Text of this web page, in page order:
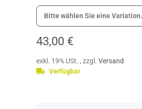
Bitte wählen Sie eine Variation.
43,00 €
exkl. 19% USt. , zzgl. Versand
Verfügbar